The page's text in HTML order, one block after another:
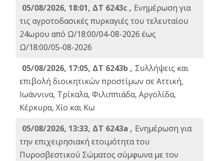
05/08/2026, 18:01, ΔΤ 6243c , Ενημέρωση για
τις αγροτοδασικές πυρκαγιές του τελευταίου
24ωρου από Ω/18:00/04-08-2026 έως
Ω/18:00/05-08-2026
05/08/2026, 17:05, ΔΤ 6243b , Συλλήψεις και
επιβολή διοικητικών προστίμων σε Αττική,
Ιωάννινα, Τρίκαλα, Φιλιππιάδα, Αργολίδα,
Κέρκυρα, Χίο και Κω
05/08/2026, 13:33, ΔΤ 6243a , Ενημέρωση για
την επιχειρησιακή ετοιμότητα του
Πυροσβεστικού Σώματος σύμφωνα με τον